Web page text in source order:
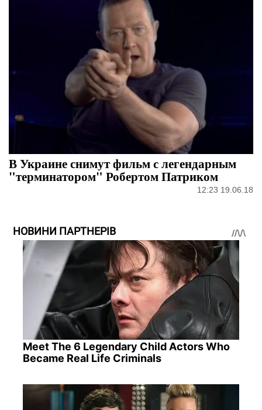
В Украине снимут фильм с легендарным
"терминатором" Робертом Патриком
12:23 19.06.18
НОВИНИ ПАРТНЕРІВ
Meet The 6 Legendary Child Actors Who
Became Real Life Criminals